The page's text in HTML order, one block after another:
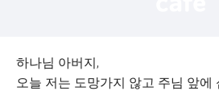
하나님 아버지,
오늘 저는 도망가지 않고 주님 앞에